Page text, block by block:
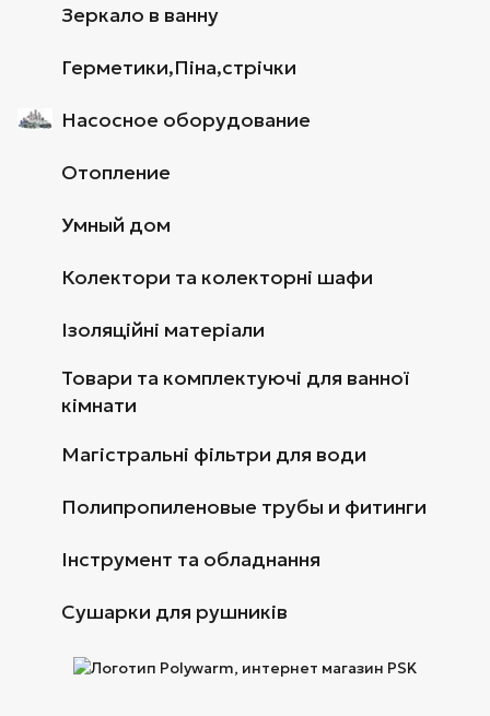
Зеркало в ванну
Герметики,Піна,стрічки
Насосное оборудование
Отопление
Умный дом
Колектори та колекторні шафи
Ізоляційні матеріали
Товари та комплектуючі для ванної
кімнати
Магістральні фільтри для води
Полипропиленовые трубы и фитинги
Інструмент та обладнання
Сушарки для рушників